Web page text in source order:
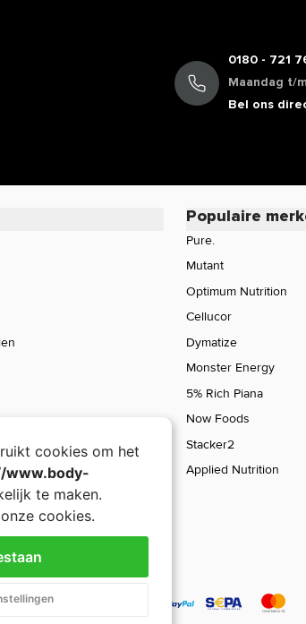
Mutant Mass Dual
0180 - 721
Maandag t/
Bel ons
Populaire
Pure.
Mutant
Optimum Nutrition
Cellucor
Dymatize
Monster Energy
5% Rich Piana
Now Foods
Stacker2
Applied Nutrition
cookies om het
www.body-
te maken.
cookies.